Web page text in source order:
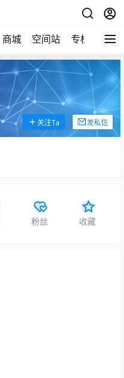
商城 空间站 专栏
关注Ta 发私信
粉丝 收藏